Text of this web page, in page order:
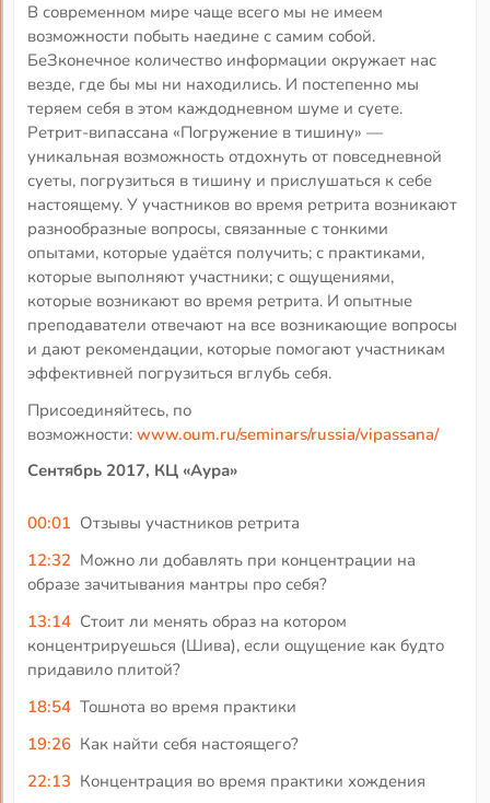
В современном мире чаще всего мы не имеем
возможности побыть наедине с самим собой.
БеЗконечное количество информации окружает нас
везде, где бы мы ни находились. И постепенно мы
теряем себя в этом каждодневном шуме и суете.
Ретрит-випассана «Погружение в тишину» —
уникальная возможность отдохнуть от повседневной
суеты, погрузиться в тишину и прислушаться к себе
настоящему. У участников во время ретрита возникают
разнообразные вопросы, связанные с тонкими
опытами, которые удаётся получить; с практиками,
которые выполняют участники; с ощущениями,
которые возникают во время ретрита. И опытные
преподаватели отвечают на все возникающие вопросы
и дают рекомендации, которые помогают участникам
эффективней погрузиться вглубь себя.
Присоединяйтесь, по
возможности:www.oum.ru/seminars/russia/vipassana/
Сентябрь 2017, КЦ «Аура»
00:01 Отзывы участников ретрита
12:32 Можно ли добавлять при концентрации на
образе зачитывания мантры про себя?
13:14 Стоит ли менять образ на котором
концентрируешься (Шива), если ощущение как будто
придавило плитой?
18:54 Тошнота во время практики
19:26 Как найти себя настоящего?
22:13 Концентрация во время практики хождения